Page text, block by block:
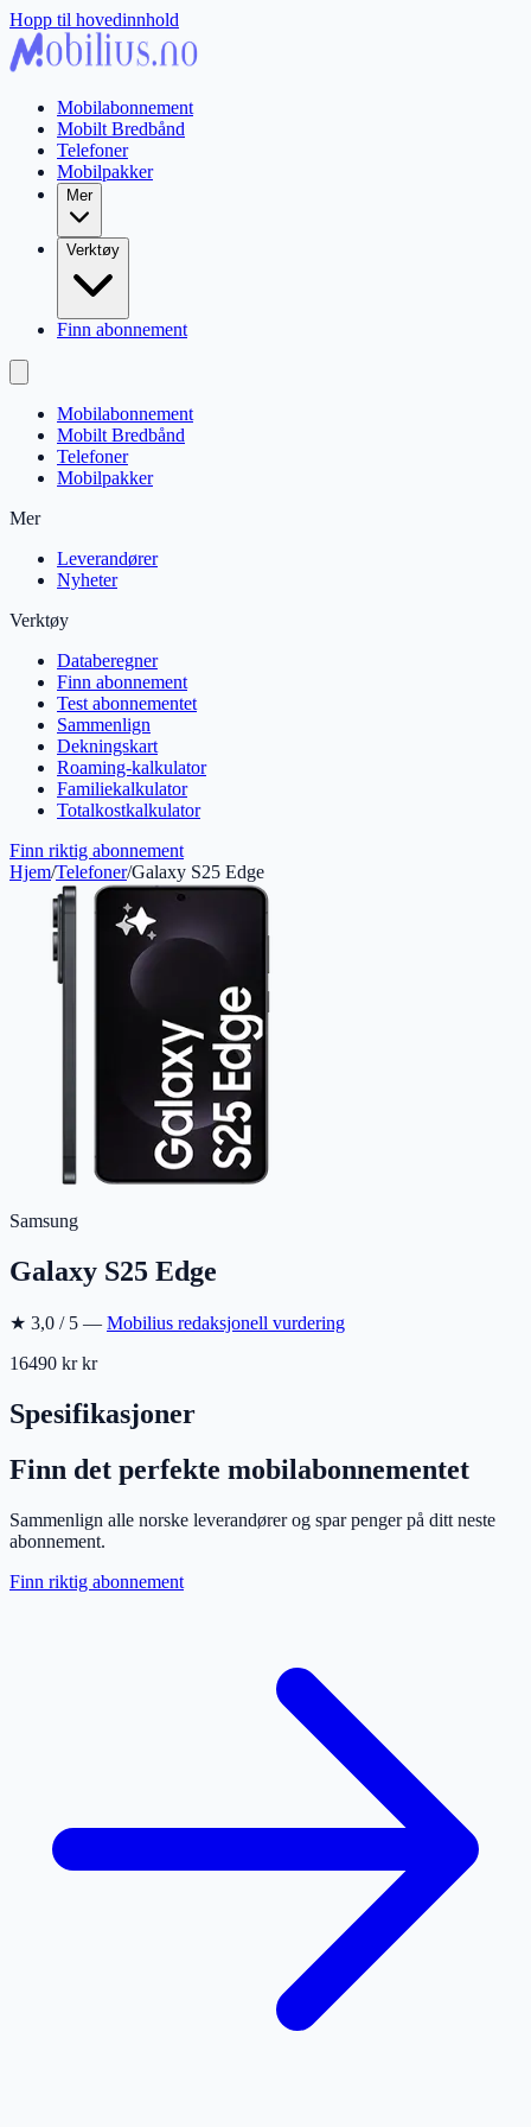
Hopp til hovedinnhold
Mobilabonnement
Mobilt Bredbånd
Telefoner
Mobilpakker
Mer
Verktøy
Finn abonnement
Mobilabonnement
Mobilt Bredbånd
Telefoner
Mobilpakker
Mer
Leverandører
Nyheter
Verktøy
Databeregner
Finn abonnement
Test abonnementet
Sammenlign
Dekningskart
Roaming-kalkulator
Familiekalkulator
Totalkostkalkulator
Finn riktig abonnement
Hjem/Telefoner/Galaxy S25 Edge
Samsung
Galaxy S25 Edge
★ 3,0 / 5 — Mobilius redaksjonell vurdering
16490 krkr
Spesifikasjoner
Finn det perfekte mobilabonnementet
Sammenlign alle norske leverandører og spar penger på ditt neste
abonnement.
Finn riktig abonnement